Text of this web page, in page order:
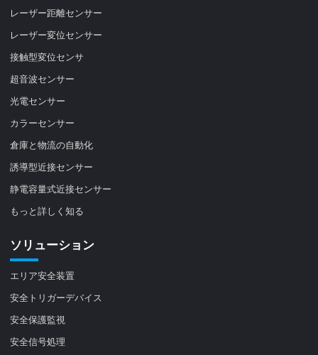
レーザー距離センサー
レーザー変位センサー
接触型変位センサ
超音波センサー
光電センサー
カラーセンサー
倉庫と物流の自動化
誘導型近接センサー
静電容量式近接センサー
もっと詳しく知る
ソリューション
エリア安全装置
安全トリガーデバイス
安全保護監視
安全信号処理